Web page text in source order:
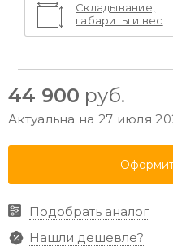
Складывание,
габариты и вес
44 900 руб.
Актуальна на 27 июля
Подобрать аналог
Нашли дешевле?